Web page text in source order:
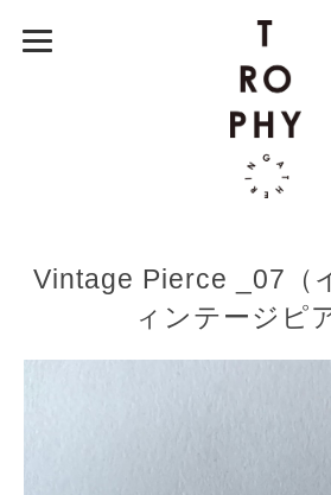
Vintage Pierce _07（
ィンテージピ